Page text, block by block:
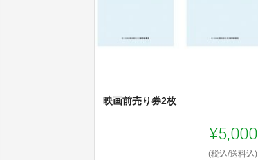
映画前売り券2枚
¥5,000
(税込/送料込)